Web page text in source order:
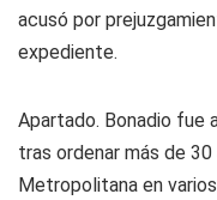
acusó por
expediente.
Apartado. Bonadio fue
tras ordenar más de
Metropolitana en